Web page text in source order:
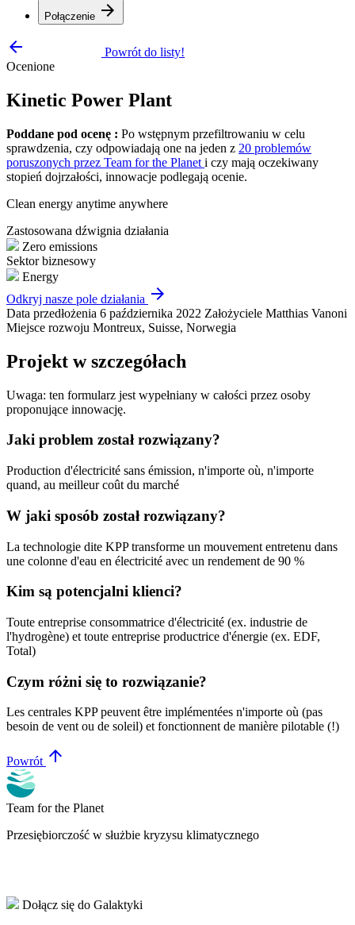
Połączenie arrow_forward
arrow_backward
Powrót do listy!
Ocenione
Kinetic Power Plant
Poddane pod ocenę : Po wstępnym przefiltrowaniu w celu
sprawdzenia, czy odpowiadają one na jeden z 20 problemów
poruszonych przez Team for the Planet i czy mają oczekiwany
stopień dojrzałości, innowacje podlegają ocenie.
Clean energy anytime anywhere
Zastosowana dźwignia działania
Zero emissions
Sektor biznesowy
Energy
Odkryj nasze pole działania arrow_forward
Data przedłożenia 6 października 2022 Założyciele Matthias Vanoni
Miejsce rozwoju Montreux, Suisse, Norwegia
Projekt w szczegółach
Uwaga: ten formularz jest wypełniany w całości przez osoby
proponujące innowację.
Jaki problem został rozwiązany?
Production d'électricité sans émission, n'importe où, n'importe
quand, au meilleur coût du marché
W jaki sposób został rozwiązany?
La technologie dite KPP transforme un mouvement entretenu dans
une colonne d'eau en électricité avec un rendement de 90 %
Kim są potencjalni klienci?
Toute entreprise consommatrice d'électricité (ex. industrie de
l'hydrogène) et toute entreprise productrice d'énergie (ex. EDF,
Total)
Czym różni się to rozwiązanie?
Les centrales KPP peuvent être implémentées n'importe où (pas
besoin de vent ou de soleil) et fonctionnent de manière pilotable (!)
Powrót arrow_upward
Team for the Planet
Przesiębiorczość w służbie kryzysu klimatycznego
Dołącz się do Galaktyki